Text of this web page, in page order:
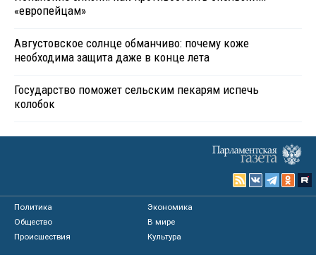
«европейцам»
Августовское солнце обманчиво: почему коже
необходима защита даже в конце лета
Государство поможет сельским пекарям испечь
колобок
Политика
Экономика
Общество
В мире
Происшествия
Культура